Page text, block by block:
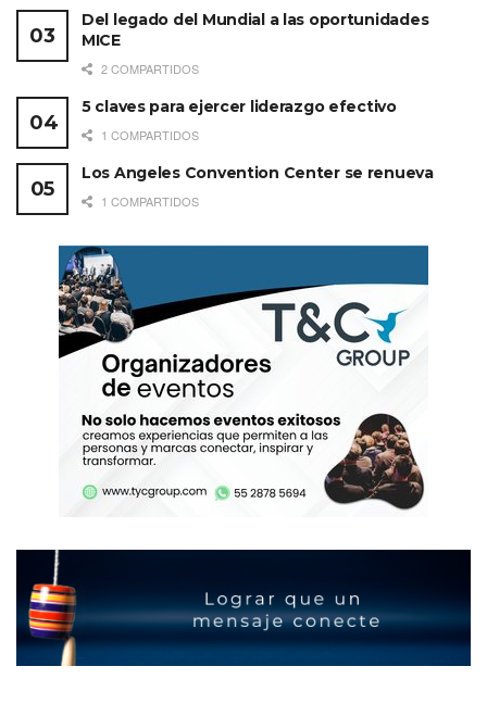
Del legado del Mundial a las oportunidades
MICE
2 COMPARTIDOS
5 claves para ejercer liderazgo efectivo
1 COMPARTIDOS
Los Angeles Convention Center se renueva
1 COMPARTIDOS